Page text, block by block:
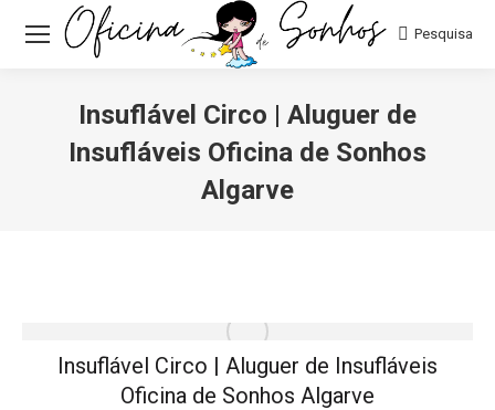
Pesquisa:
Pesquisa
Insuflável Circo | Aluguer de
Insufláveis Oficina de Sonhos
Algarve
Insuflável Circo | Aluguer de Insufláveis
Oficina de Sonhos Algarve